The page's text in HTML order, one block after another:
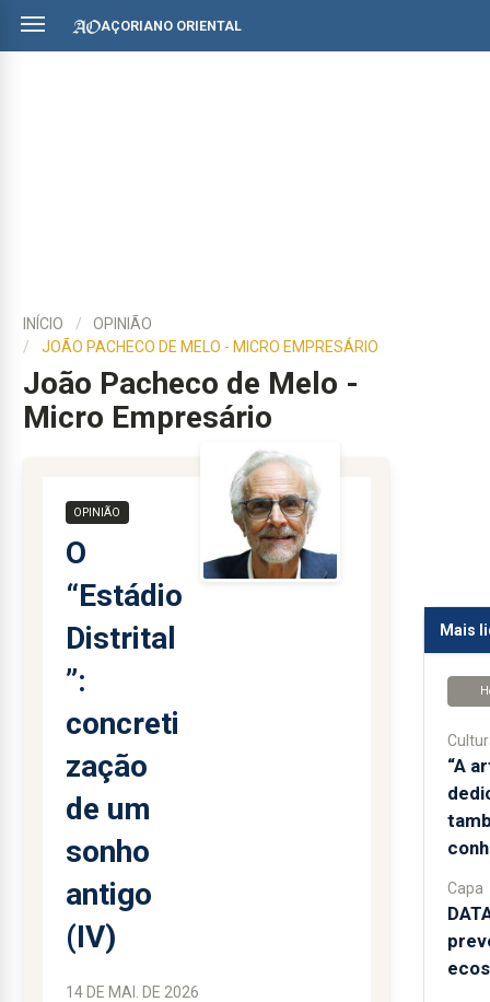
AÇORIANO ORIENTAL
INÍCIO
OPINIÃO
JOÃO PACHECO DE MELO - MICRO EMPRESÁRIO
João Pacheco de Melo -
Micro Empresário
OPINIÃO
O
“Estádio
Distrital
”:
concreti
zação
de um
sonho
antigo
(IV)
14 DE MAI. DE 2026
Mais
“A
Capa